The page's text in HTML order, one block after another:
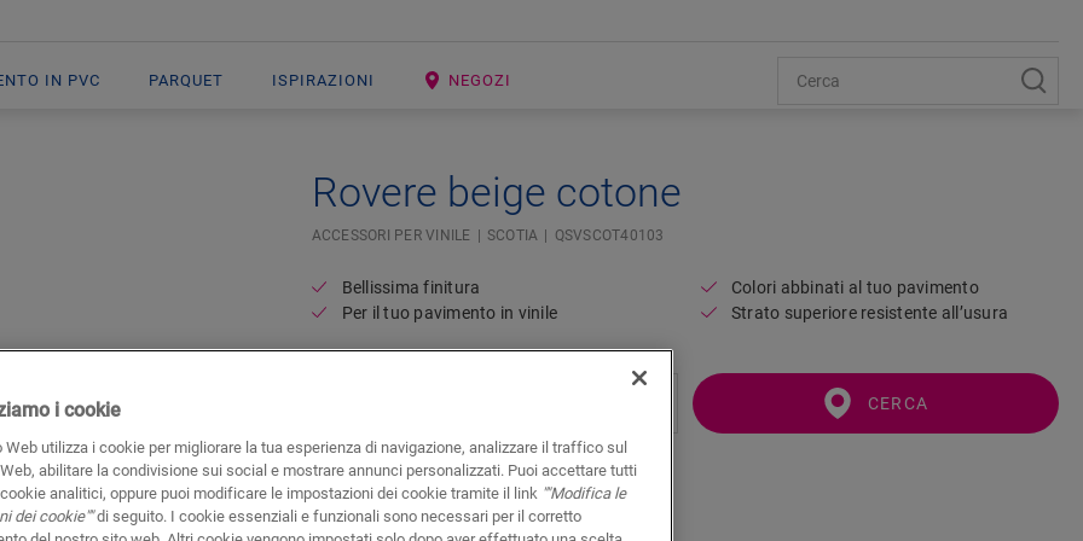
IN PVC PARQUET ISPIRAZIONI NEGOZI
Rovere beige cotone
ACCESSORI PER VINILE SCOTIA QSVSCOT40103
Bellissima finitura
Per il tuo pavimento in vinile
Colori abbinati al tuo pavimento
Strato superiore resistente all’usura
CERCA
i cookie
Web utilizza i cookie per migliorare la tua esperienza di navigazione, analizzare il traffico sul
abilitare la condivisione sui social e mostrare annunci personalizzati. Puoi accettare tutti
analitici, oppure puoi modificare le impostazioni dei cookie tramite il link ""Modifica le
dei cookie""di seguito. I cookie essenziali e funzionali sono necessari per il corretto